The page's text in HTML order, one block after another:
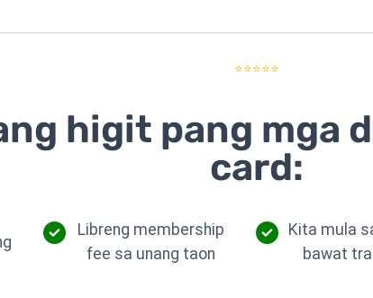
⭐⭐⭐⭐⭐
higit pang mga
card:
Libreng membership
fee sa unang taon
Kita mula
bawat